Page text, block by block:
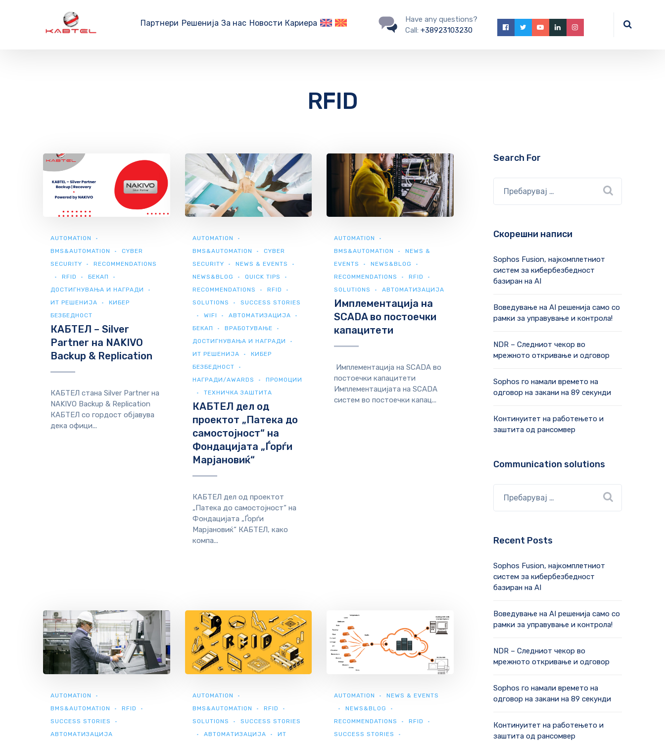
Партнери Решенија За нас Новости Кариера
Have any questions?
Call: +38923103230
RFID
AUTOMATION
BMS&AUTOMATION
CYBER
SECURITY
RECOMMENDATIONS
RFID
БЕКАП
ДОСТИГНУВАЊА И НАГРАДИ
ИТ РЕШЕНИЈА
КИБЕР
БЕЗБЕДНОСТ
КАБТЕЛ – Silver
Partner на NAKIVO
Backup & Replication
КАБТЕЛ стана Silver Partner на
NAKIVO Backup & Replication
КАБТЕЛ со гордост објавува
дека офици...
AUTOMATION
BMS&AUTOMATION
CYBER
SECURITY
NEWS & EVENTS
NEWS&BLOG
QUICK TIPS
RECOMMENDATIONS
RFID
SOLUTIONS
SUCCESS STORIES
WIFI
АВТОМАТИЗАЦИЈА
БЕКАП
ВРАБОТУВАЊЕ
ДОСТИГНУВАЊА И НАГРАДИ
ИТ РЕШЕНИЈА
КИБЕР
БЕЗБЕДНОСТ
НАГРАДИ/AWARDS
ПРОМОЦИИ
ТЕХНИЧКА ЗАШТИТА
КАБТЕЛ дел од
проектот „Патека до
самостојност“ на
Фондацијата „Ѓорѓи
Марјановиќ“
КАБТЕЛ дел од проектот
„Патека до самостојност“ на
Фондацијата „Ѓорѓи
Марјановиќ“ КАБТЕЛ, како
компа...
AUTOMATION
BMS&AUTOMATION
NEWS &
EVENTS
NEWS&BLOG
RECOMMENDATIONS
RFID
SOLUTIONS
АВТОМАТИЗАЦИЈА
Имплементација на
SCADA во постоечки
капацитети
Имплементација на SCADA во
постоечки капацитети
Имплементацијата на SCADA
систем во постоечки капац...
AUTOMATION
BMS&AUTOMATION
RFID
SUCCESS STORIES
АВТОМАТИЗАЦИЈА
AUTOMATION
BMS&AUTOMATION
RFID
SOLUTIONS
SUCCESS STORIES
АВТОМАТИЗАЦИЈА
ИТ
AUTOMATION
NEWS & EVENTS
NEWS&BLOG
RECOMMENDATIONS
RFID
SUCCESS STORIES
Search For
Скорешни написи
Sophos Fusion, најкомплетниот
систем за кибербезбедност
базиран на AI
Воведување на AI решенија само со
рамки за управување и контрола!
NDR – Следниот чекор во
мрежното откривање и одговор
Sophos го намали времето на
одговор на закани на 89 секунди
Континуитет на работењето и
заштита од рансомвер
Communication solutions
Recent Posts
Sophos Fusion, најкомплетниот
систем за кибербезбедност
базиран на AI
Воведување на AI решенија само со
рамки за управување и контрола!
NDR – Следниот чекор во
мрежното откривање и одговор
Sophos го намали времето на
одговор на закани на 89 секунди
Континуитет на работењето и
заштита од рансомвер